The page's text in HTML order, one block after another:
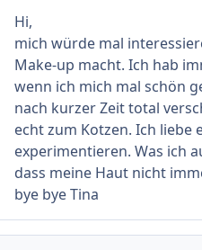
Hi,
mich würde mal
Make-up macht. Ich hab
wenn ich mich mal schön
nach kurzer Zeit total
echt zum Kotzen. Ich liebe
experimentieren. Was ich
dass meine Haut nicht
bye bye Tina